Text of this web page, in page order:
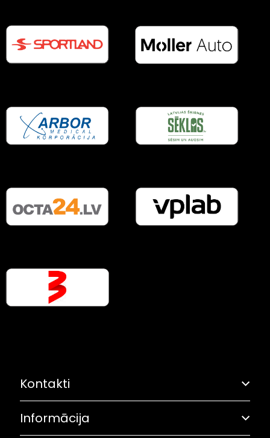
Kontakti
Adrese: Grostonas iela 6B, Rīga
Informācija